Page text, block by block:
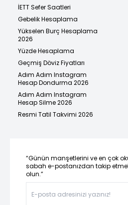
İETT Sefer Saatleri
Gebelik Hesaplama
Yükselen Burç Hesaplama
2026
Yüzde Hesaplama
Geçmiş Döviz Fiyatları
Adım Adım Instagram
Hesap Dondurma 2026
Adım Adım Instagram
Hesap Silme 2026
Resmi Tatil Takvimi 2026
“Günün manşetlerini ve en çok
sabah e-postanızdan takip
olun.”